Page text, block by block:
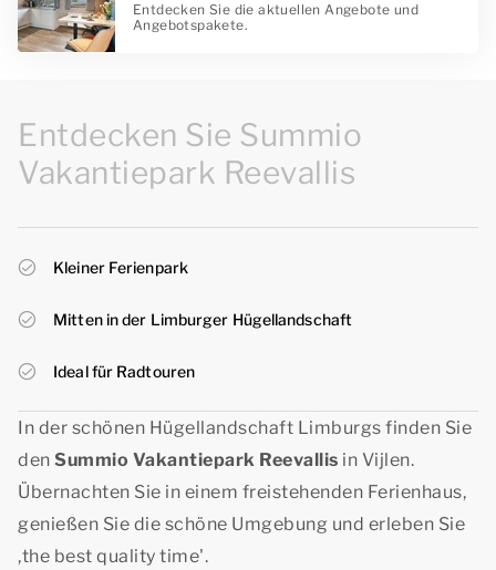
Entdecken Sie die aktuellen Angebote und
Angebotspakete.
Entdecken Sie Summio
Vakantiepark Reevallis
Kleiner Ferienpark
Mitten in der Limburger Hügellandschaft
Ideal für Radtouren
In der schönen Hügellandschaft Limburgs finden Sie
den Summio Vakantiepark Reevallis in Vijlen.
Übernachten Sie in einem freistehenden Ferienhaus,
genießen Sie die schöne Umgebung und erleben Sie
,the best quality time'.